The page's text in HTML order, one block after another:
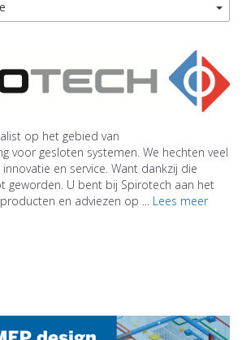
op het gebied van
voor gesloten systemen. We hechten veel
en service. Want dankzij die
geworden. U bent bij Spirotech aan het
en adviezen op ... Lees meer